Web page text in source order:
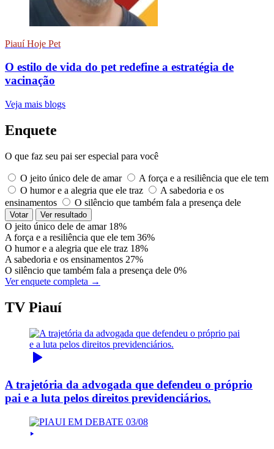
Piauí Hoje Pet
O estilo de vida do pet redefine a estratégia de
vacinação
Veja mais blogs
Enquete
O que faz seu pai ser especial para você
O jeito único dele de amar
A força e a resiliência que ele tem
O humor e a alegria que ele traz
A sabedoria e os
ensinamentos
O silêncio que também fala a presença dele
Votar Ver resultado
O jeito único dele de amar 18%
A força e a resiliência que ele tem 36%
O humor e a alegria que ele traz 18%
A sabedoria e os ensinamentos 27%
O silêncio que também fala a presença dele 0%
Ver enquete completa →
TV Piauí
A trajetória da advogada que defendeu o próprio
pai e a luta pelos direitos previdenciários.